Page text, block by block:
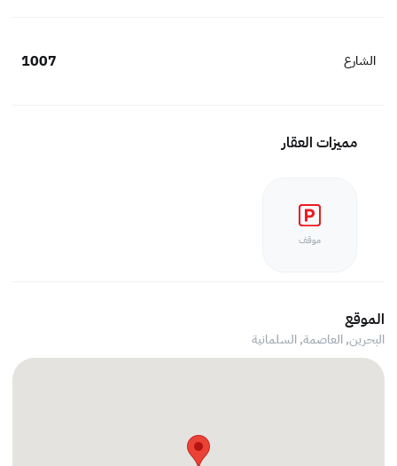
الشارع 1007
مميزات العقار
موقف
الموقع
البحرين, العاصمة,السلمانية